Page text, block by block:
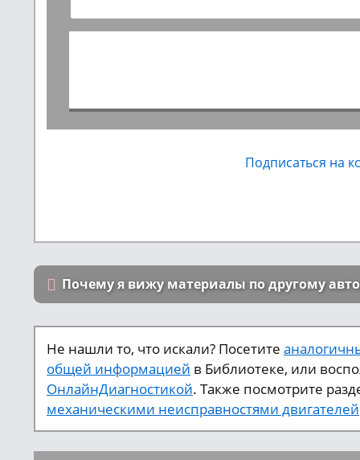
Подписаться на
Почему я вижу материалы по другому
Не нашли то, что искали? Посетите
общей информацией в Библиотеке, или
ОнлайнДиагностикой. Также посмотрите
механическими неисправностями двигателей